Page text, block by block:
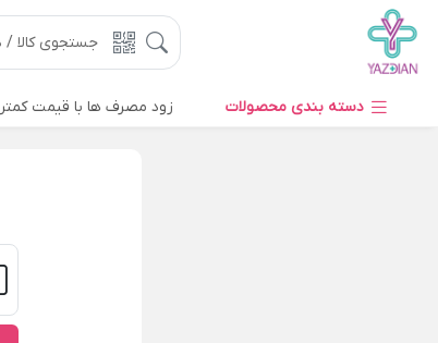
دسته بندی محصولات زود مصرف ها با قیمت کمتر